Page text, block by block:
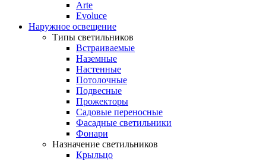
Arte
Evoluce
Наружное освещение
Типы светильников
Встраиваемые
Наземные
Настенные
Потолочные
Подвесные
Прожекторы
Садовые переносные
Фасадные светильники
Фонари
Назначение светильников
Крыльцо